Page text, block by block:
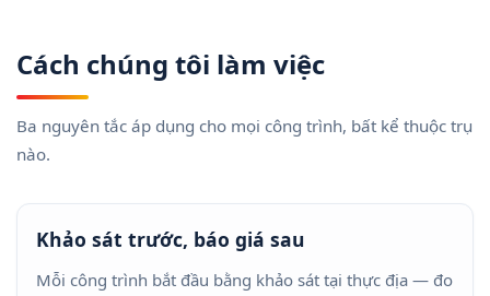
Cách chúng tôi làm việc
Ba nguyên tắc áp dụng cho mọi công trình, bất kể thuộc trụ
nào.
Khảo sát trước, báo giá sau
Mỗi công trình bắt đầu bằng khảo sát tại thực địa — đo